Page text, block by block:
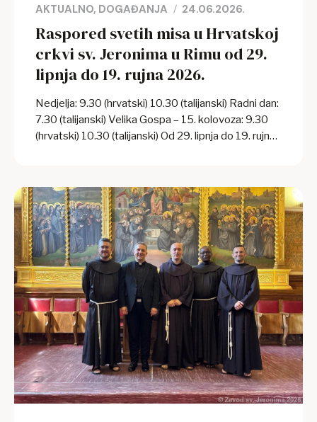
AKTUALNO DOGAĐANJA 24.06.2026.
Raspored svetih misa u Hrvatskoj
crkvi sv. Jeronima u Rimu od 29.
lipnja do 19. rujna 2026.
Nedjelja: 9.30 (hrvatski) 10.30 (talijanski) Radni dan:
7.30 (talijanski) Velika Gospa – 15. kolovoza: 9.30
(hrvatski) 10.30 (talijanski) Od 29. lipnja do 19. rujna
hrvatskome jeziku tijekom mjeseca srpnja i
kolovoza neka se jave na mail:
collegium.croaticum@gmail.com Od nedjelje 20.
rujna 2026. započinje redoviti raspored svetih misa.